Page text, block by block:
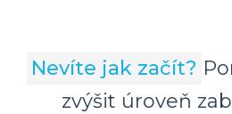
Nevíte jak začít?
zvýšit úroveň